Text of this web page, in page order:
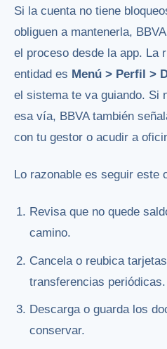
Si la cuenta no tiene
obliguen a mantenerla,
el proceso desde la app. La
entidad es Menú > Perfil >
el sistema te va guiando. Si
esa vía, BBVA también
con tu gestor o acudir a
Lo razonable es seguir este
Revisa que no quede
camino.
Cancela o reubica
transferencias periódicas.
Descarga o guarda los
conservar.